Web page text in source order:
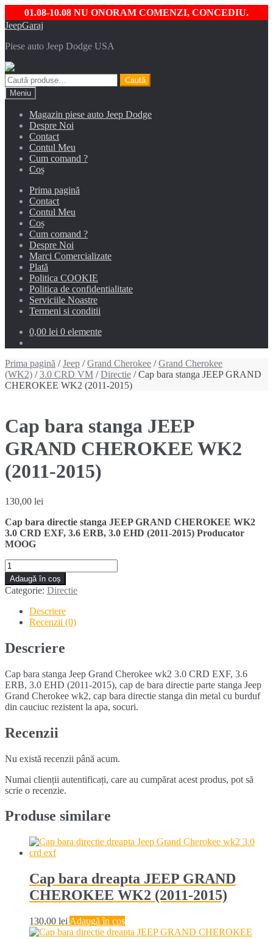
01.08-10.08 NU ONORAM COMENZI, CONCEDIU.
Sari
navigare
Sari
conținut
JeepGaraj
Piese auto Jeep Dodge USA
Caută
după:
Caută
Meniu
Magazin piese auto Jeep Dodge
Despre Noi
Contact
Contul Meu
Cum comand ?
Coș
Prima pagină
Contact
Contul Meu
Coș
Cum comand ?
Despre Noi
Marci Comercializate
Plată
Politica COOKIE
Politica de confidentialitate
Serviciile Noastre
Termeni si conditii
0,00 lei 0 elemente
Prima pagină /Jeep /Grand Cherokee /Grand Cherokee
(WK2) /3.0 CRD VM /Directie / Cap bara stanga JEEP GRAND
CHEROKEE WK2 (2011-2015)
Cap bara stanga JEEP
GRAND CHEROKEE WK2
(2011-2015)
130,00 lei
Cap bara directie stanga JEEP GRAND CHEROKEE WK2
3.0 CRD EXF, 3.6 ERB, 3.0 EHD (2011-2015) Producator
MOOG
Cantitate
Cap
bara
stanga
JEEP
GRAND
CHEROKEE
WK2
(2011-
Adaugă în coș
Categorie: Directie
Descriere
Recenzii (0)
Descriere
Cap bara stanga Jeep Grand Cherokee wk2 3.0 CRD EXF, 3.6
ERB, 3.0 EHD (2011-2015), cap de bara directie parte stanga Jeep
Grand Cherokee wk2, cap bara directie stanga din metal cu burduf
din cauciuc rezistent la apa, socuri.
Recenzii
Nu există recenzii până acum.
Numai clienții autentificați, care au cumpărat acest produs, pot să
scrie o recenzie.
Produse similare
Cap bara dreapta JEEP GRAND
CHEROKEE WK2 (2011-2015)
130,00 lei Adaugă în coș